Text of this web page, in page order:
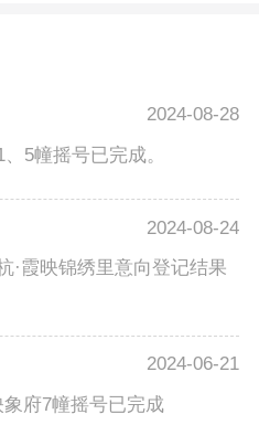
2024-08-28
5幢摇号已完成。
2024-08-24
·霞映锦绣里意向登记结果
2024-06-21
府7幢摇号已完成